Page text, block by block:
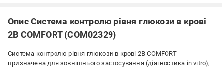
Опис Система контролю рівня глюкози в крові
2B COMFORT (COM02329)
Система контролю рівня глюкози в крові 2B COMFORT
призначена для зовнішнього застосування (діагностика in vitro),